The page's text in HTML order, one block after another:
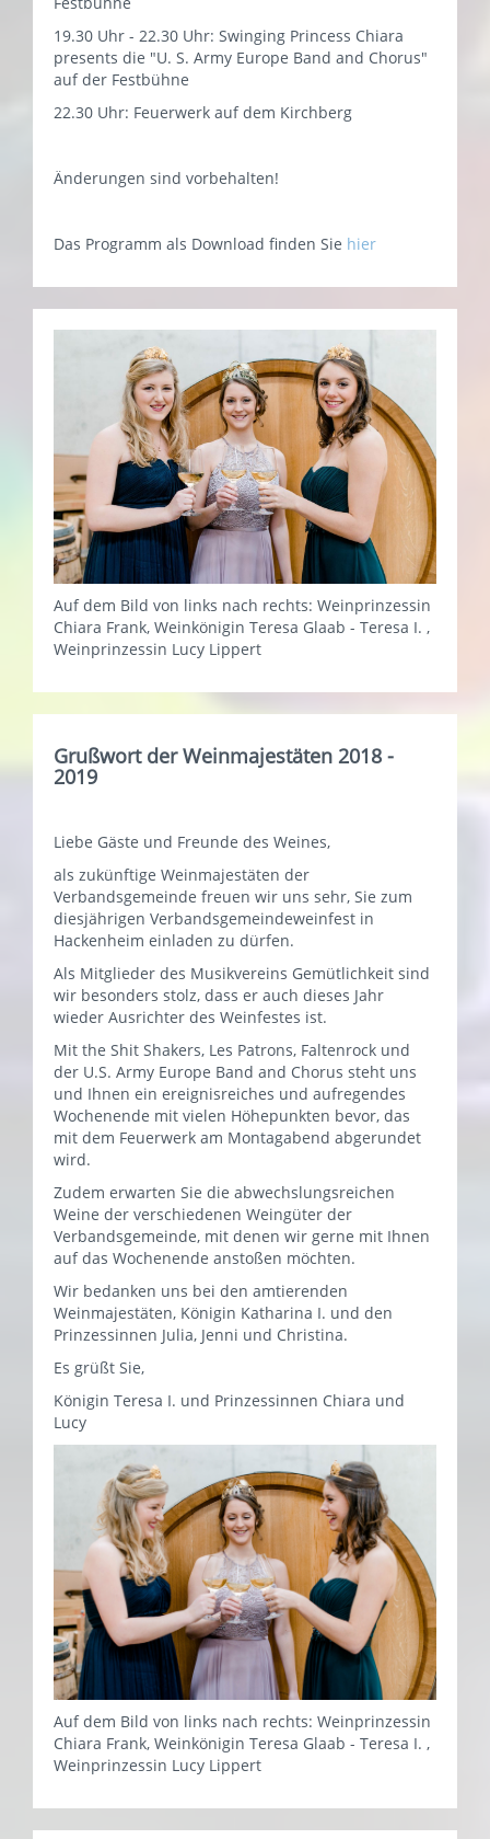
19.30 Uhr - 22.30 Uhr: Swinging Princess Chiara
presents die "U. S. Army Europe Band and Chorus"
auf der Festbühne
22.30 Uhr: Feuerwerk auf dem Kirchberg
Änderungen sind vorbehalten!
Das Programm als Download finden Sie hier
Auf dem Bild von links nach rechts: Weinprinzessin
Chiara Frank, Weinkönigin Teresa Glaab - Teresa I. ,
Weinprinzessin Lucy Lippert
Grußwort der Weinmajestäten 2018 -
2019
Liebe Gäste und Freunde des Weines,
als zukünftige Weinmajestäten der
Verbandsgemeinde freuen wir uns sehr, Sie zum
diesjährigen Verbandsgemeindeweinfest in
Hackenheim einladen zu dürfen.
Als Mitglieder des Musikvereins Gemütlichkeit sind
wir besonders stolz, dass er auch dieses Jahr
wieder Ausrichter des Weinfestes ist.
Mit the Shit Shakers, Les Patrons, Faltenrock und
der U.S. Army Europe Band and Chorus steht uns
und Ihnen ein ereignisreiches und aufregendes
Wochenende mit vielen Höhepunkten bevor, das
mit dem Feuerwerk am Montagabend abgerundet
wird.
Zudem erwarten Sie die abwechslungsreichen
Weine der verschiedenen Weingüter der
Verbandsgemeinde, mit denen wir gerne mit Ihnen
auf das Wochenende anstoßen möchten.
Wir bedanken uns bei den amtierenden
Weinmajestäten, Königin Katharina I. und den
Prinzessinnen Julia, Jenni und Christina.
Es grüßt Sie,
Königin Teresa I. und Prinzessinnen Chiara und
Lucy
Auf dem Bild von links nach rechts: Weinprinzessin
Chiara Frank, Weinkönigin Teresa Glaab - Teresa I. ,
Weinprinzessin Lucy Lippert